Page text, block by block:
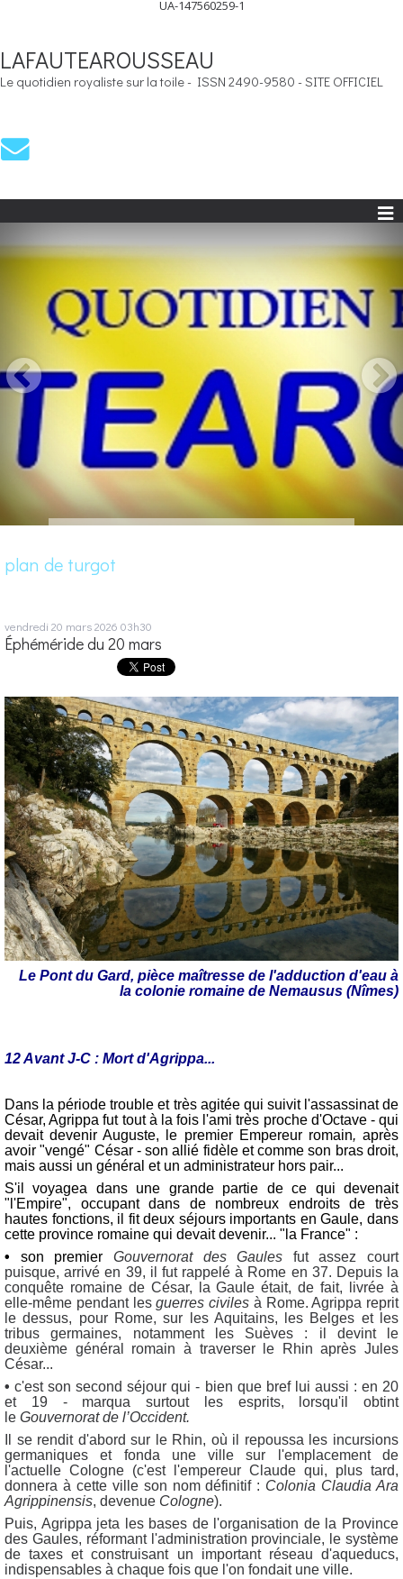
UA-147560259-1
LAFAUTEAROUSSEAU
Le quotidien royaliste sur la toile - ISSN 2490-9580 - SITE OFFICIEL
plan de turgot
vendredi 20 mars 2026 03h30
Éphéméride du 20 mars
Le Pont du Gard, pièce maîtresse de l'adduction d'eau à
la colonie romaine de Nemausus (Nîmes)
12 Avant J-C : Mort d'Agrippa...
Dans la période trouble et très agitée qui suivit l'assassinat de
César, Agrippa fut tout à la fois l'ami très proche d'Octave - qui
devait devenir Auguste, le premier Empereur romain, après
avoir "vengé" César - son allié fidèle et comme son bras droit,
mais aussi un général et un administrateur hors pair...
S'il voyagea dans une grande partie de ce qui devenait
"l'Empire", occupant dans de nombreux endroits de très
hautes fonctions, il fit deux séjours importants en Gaule, dans
cette province romaine qui devait devenir... "la France" :
• son premier Gouvernorat des Gaules fut assez court
puisque, arrivé en 39, il fut rappelé à Rome en 37. Depuis la
conquête romaine de César, la Gaule était, de fait, livrée à
elle-même pendant lesguerres civiles à Rome. Agrippa reprit
le dessus, pour Rome, sur les Aquitains, les Belges et les
tribus germaines, notamment les Suèves : il devint le
deuxième général romain à traverser le Rhin après Jules
César...
•c'est son second séjour qui - bien que bref lui aussi : en 20
et 19 - marqua surtout les esprits, lorsqu'il obtint
le Gouvernorat de l’Occident.
Il se rendit d'abord sur le Rhin, où il repoussa les incursions
germaniques et fonda une ville sur l'emplacement de
l'actuelle Cologne (c'est l'empereur Claude qui, plus tard,
donnera à cette ville son nom définitif : Colonia Claudia Ara
Agrippinensis, devenue Cologne).
Puis, Agrippa jeta les bases de l'organisation de la Province
des Gaules, réformant l'administration provinciale, le système
de taxes et construisant un important réseau d'aqueducs,
indispensables à chaque fois que l'on fondait une ville.